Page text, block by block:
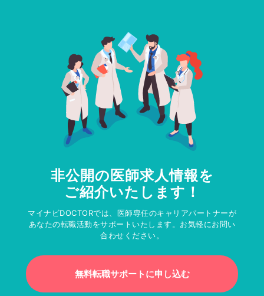
非公開の医師求人情報を
ご紹介いたします！
マイナビDOCTORでは、医師専任のキャリアパートナーが
あなたの転職活動をサポートいたします。お気軽にお問い
合わせください。
無料転職サポートに申し込む